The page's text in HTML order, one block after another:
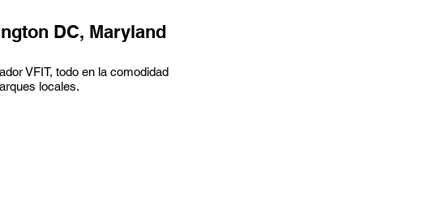
DC, Maryland
VFIT, todo en la comodidad
locales.